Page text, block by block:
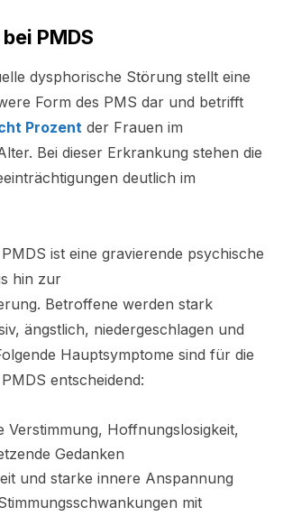
PMDS
dysphorische Störung stellt eine
Form des PMS dar und betrifft
Prozent der Frauen im
Bei dieser Erkrankung stehen die
deutlich im
ist eine gravierende psychische
hin zur
Betroffene werden stark
ängstlich, niedergeschlagen und
Hauptsymptome sind für die
entscheidend:
Verstimmung, Hoffnungslosigkeit,
Gedanken
und starke innere Anspannung
mit